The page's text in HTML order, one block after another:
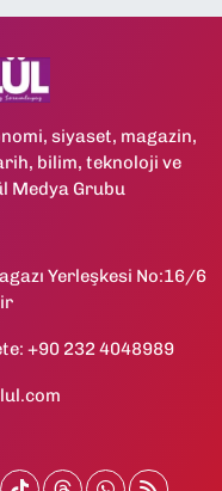
siyaset, magazin,
bilim, teknoloji ve
Medya Grubu
Yerleşkesi No:16/6
+90 232 4048989